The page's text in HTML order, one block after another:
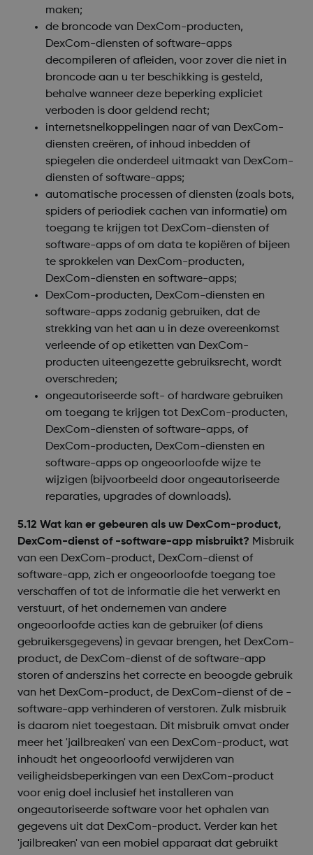
maken;
de broncode van DexCom-producten,
DexCom-diensten of software-apps
decompileren of afleiden, voor zover die niet in
broncode aan u ter beschikking is gesteld,
behalve wanneer deze beperking expliciet
verboden is door geldend recht;
internetsnelkoppelingen naar of van DexCom-
diensten creëren, of inhoud inbedden of
spiegelen die onderdeel uitmaakt van DexCom-
diensten of software-apps;
automatische processen of diensten (zoals bots,
spiders of periodiek cachen van informatie) om
toegang te krijgen tot DexCom-diensten of
software-apps of om data te kopiëren of bijeen
te sprokkelen van DexCom-producten,
DexCom-diensten en software-apps;
DexCom-producten, DexCom-diensten en
software-apps zodanig gebruiken, dat de
strekking van het aan u in deze overeenkomst
verleende of op etiketten van DexCom-
producten uiteengezette gebruiksrecht, wordt
overschreden;
ongeautoriseerde soft- of hardware gebruiken
om toegang te krijgen tot DexCom-producten,
DexCom-diensten of software-apps, of
DexCom-producten, DexCom-diensten en
software-apps op ongeoorloofde wijze te
wijzigen (bijvoorbeeld door ongeautoriseerde
reparaties, upgrades of downloads).
5.12 Wat kan er gebeuren als uw DexCom-product,
DexCom-dienst of -software-app misbruikt? Misbruik
van een DexCom-product, DexCom-dienst of
software-app, zich er ongeoorloofde toegang toe
verschaffen of tot de informatie die het verwerkt en
verstuurt, of het ondernemen van andere
ongeoorloofde acties kan de gebruiker (of diens
gebruikersgegevens) in gevaar brengen, het DexCom-
product, de DexCom-dienst of de software-app
storen of anderszins het correcte en beoogde gebruik
van het DexCom-product, de DexCom-dienst of de -
software-app verhinderen of verstoren. Zulk misbruik
is daarom niet toegestaan. Dit misbruik omvat onder
meer het 'jailbreaken' van een DexCom-product, wat
inhoudt het ongeoorloofd verwijderen van
veiligheidsbeperkingen van een DexCom-product
voor enig doel inclusief het installeren van
ongeautoriseerde software voor het ophalen van
gegevens uit dat DexCom-product. Verder kan het
'jailbreaken' van een mobiel apparaat dat gebruikt